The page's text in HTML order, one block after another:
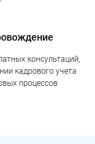
консультаций,
кадрового учета
процессов